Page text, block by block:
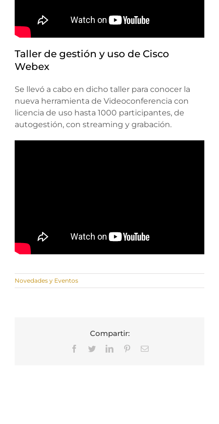
Taller de gestión y uso de Cisco
Webex
Se llevó a cabo en dicho taller para conocer la
nueva herramienta de Videoconferencia con
licencia de uso hasta 1000 participantes, de
autogestión, con streaming y grabación.
Novedades y Eventos
Compartir:
Facebook
TwitterLinkedInPinterestCorreo